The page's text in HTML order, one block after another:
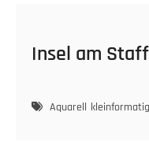
Insel am
Aquarell kleinformatig